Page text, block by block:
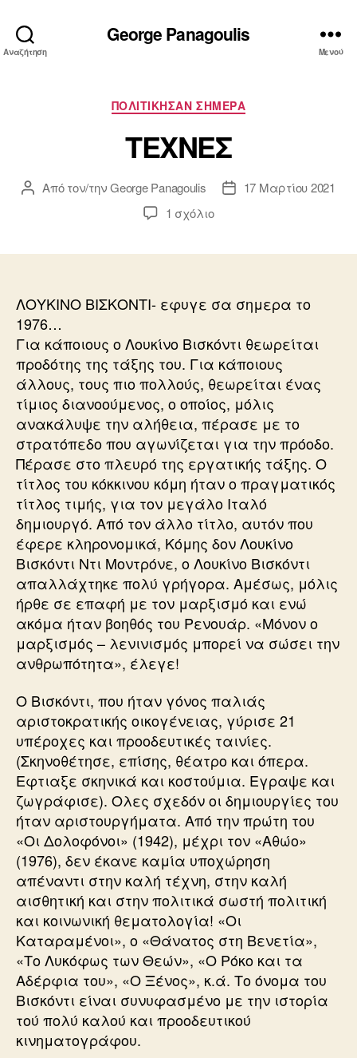
Αναζήτηση
George Panagoulis
Μενού
Κατηγορίες
ΠΟΛΙΤΙΚΗΣΑΝ ΣΗΜΕΡΑ
ΤΕΧΝΕΣ
Συντάκτης
Από τον/τηνGeorge Panagoulis
Ημ.17 Μαρτίου 2021
1 σχόλιοστο
ΛΟΥΚΙΝΟ ΒΙΣΚΟΝΤΙ- εφυγε σα σημερα το
1976…
Για κάποιους ο Λουκίνο Βισκόντι θεωρείται
προδότης της τάξης του. Για κάποιους
άλλους, τους πιο πολλούς, θεωρείται ένας
τίμιος διανοούμενος, ο οποίος, μόλις
ανακάλυψε την αλήθεια, πέρασε με το
στρατόπεδο που αγωνίζεται για την πρόοδο.
Πέρασε στο πλευρό της εργατικής τάξης. Ο
τίτλος του κόκκινου κόμη ήταν ο πραγματικός
τίτλος τιμής, για τον μεγάλο Ιταλό
δημιουργό. Από τον άλλο τίτλο, αυτόν που
έφερε κληρονομικά, Κόμης δον Λουκίνο
Βισκόντι Ντι Μοντρόνε, ο Λουκίνο Βισκόντι
απαλλάχτηκε πολύ γρήγορα. Αμέσως, μόλις
ήρθε σε επαφή με τον μαρξισμό και ενώ
ακόμα ήταν βοηθός του Ρενουάρ. «Μόνον ο
μαρξισμός – λενινισμός μπορεί να σώσει την
ανθρωπότητα», έλεγε!
Ο Βισκόντι, που ήταν γόνος παλιάς
αριστοκρατικής οικογένειας, γύρισε 21
υπέροχες και προοδευτικές ταινίες.
(Σκηνοθέτησε, επίσης, θέατρο και όπερα.
Εφτιαξε σκηνικά και κοστούμια. Εγραψε και
ζωγράφισε). Ολες σχεδόν οι δημιουργίες του
ήταν αριστουργήματα. Από την πρώτη του
«Οι Δολοφόνοι» (1942), μέχρι τον «Αθώο»
(1976), δεν έκανε καμία υποχώρηση
απέναντι στην καλή τέχνη, στην καλή
αισθητική και στην πολιτικά σωστή πολιτική
και κοινωνική θεματολογία! «Οι
Καταραμένοι», ο «Θάνατος στη Βενετία»,
«Το Λυκόφως των Θεών», «Ο Ρόκο και τα
Αδέρφια του», «Ο Ξένος», κ.ά. Το όνομα του
Βισκόντι είναι συνυφασμένο με την ιστορία
τού πολύ καλού και προοδευτικού
κινηματογράφου.